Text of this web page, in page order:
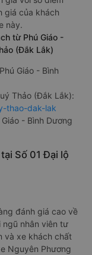
giá của khách
này.
từ Phú Giáo -
(Đắk Lắk)
Giáo - Bình
Thảo (Đắk Lắk):
thao-dak-lak
- Bình Dương
Số 01 Đại lộ
đánh giá cao về
nhân viên tư
và xe khách chất
Nguyên Phương